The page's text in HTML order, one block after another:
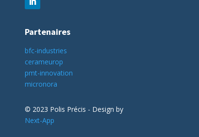
Partenaires
bfc-industries
cerameurop
pmt-innovation
micronora
© 2023 Polis Précis - Design by
Next-App